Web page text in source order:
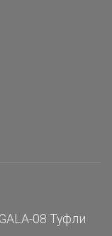
08 Туфли